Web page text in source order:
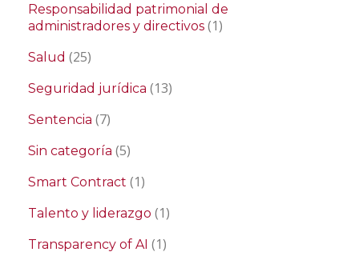
Responsabilidad patrimonial de
administradores y directivos (1)
Salud (25)
Seguridad jurídica (13)
Sentencia (7)
Sin categoría (5)
Smart Contract (1)
Talento y liderazgo (1)
Transparency of AI (1)